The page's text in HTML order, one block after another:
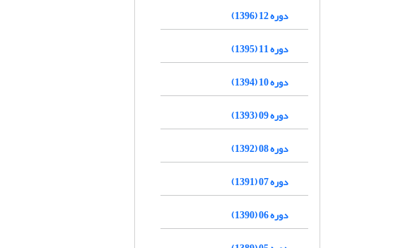
دوره 12 (1396)
دوره 11 (1395)
دوره 10 (1394)
دوره 09 (1393)
دوره 08 (1392)
دوره 07 (1391)
دوره 06 (1390)